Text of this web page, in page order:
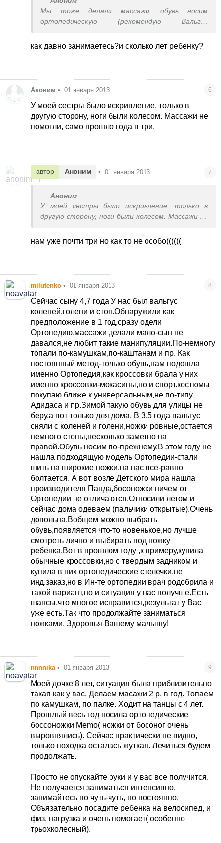
Мы тоже делали массажи, обувь носим
ортопедическую (рекомендую Вальгус
Результата пока нет :(
как давно занимаетесь?и сколько лет ребенку?
Аноним • 01 января 2013 6
У моей сестры было искривление, только в
другую сторону, ноги были колесом. Массажи не
помогли, само прошло года в три.
автор Аноним • 01 января 2013 7
Аноним
У моей сестры было искривление, только в
другую сторону, ноги были колесом. Массажи не
нам уже почти три но как то не особо((((((
milutenko • 01 января 2013 8
Сейчас сыну 4,7 года.У нас был вальгус
коленей,голени и стоп.Обнаружили как
предположение в 1 год,сразу одели
Ортопедию,массажи делали мало-сын не
давался,не любит такие манипуляции.По-немногу
топали по-камушкам,по-каштанам и пр. Как
постоянный метод-только обувь,нам подошла
именно Ортопедия,как кроссовки брала у них
именно кроссовки-мокасины,но и спорт.костюмы
покупаю ближе к универсальным,не по-типу
Адидаса и пр.Зимой такую обувь для улицы не
беру,а вот только для дома. В 3,5 года вальгус
сняли с коленей и голени,ножки ровные,остается
немного стопы,несколько заметно на
правой.Обувь носим по-прежнему.В этом году не
нашла подходящую модель Ортопедии-стали
шить на широкие ножки,на нас все-равно
болтается. А вот возле Детского мира нашла
производителя Панда,босоножки ничем от
Ортопедии не отличаются.Относили летом и
сейчас дома одеваем (пальчики открытые).Очень
довольна.Вобщем можно выбрать
обувь,появляется что-то новенькое,но лучше
смотреть лично и выбирать под ножку
ребенка.Вот в прошлом году ,к примеру,купила
обычные кроссовки,но с твердым задником и
купила в них ортопедические стелечки,не
инд.заказ,но в Ин-те ортопедии,врач родобрила и
такой вариант,но и ситуация у нас получше.Есть
шансы,что многое исправится,результат у Вас
уже есть.Так что продолжайте заниматься
ножками. Здоровья Вашему малышу!
nnnnika • 01 января 2013 9
Моей дочке 8 лет, ситуация была приблизительно
такая как у вас. Делаем масажи 2 р. в год. Топаем
по камушкам, по палке. Ходит на танцы с 4 лет.
Прошлый весь год носила ортопедические
боссоножки Memo( ножки от босоног очень
выровнялись). Сейчас практически не видно,
только походка осталась жуткая. Лечиться будем
продолжать.
Просто не опускайте руки и у вас все получится.
Не получается заниматься интенсивно,
занимайтесь по чуть-чуть, но постоянно.
Объязательно посадите ребенка на велосипед, и
физ. нагрузка и очень помогает( особенно
трьохколесный).